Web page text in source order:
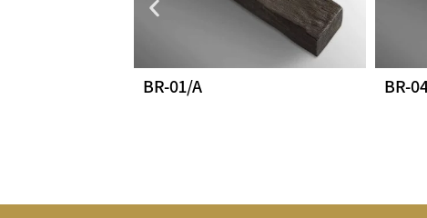
BR-
BR-01/A